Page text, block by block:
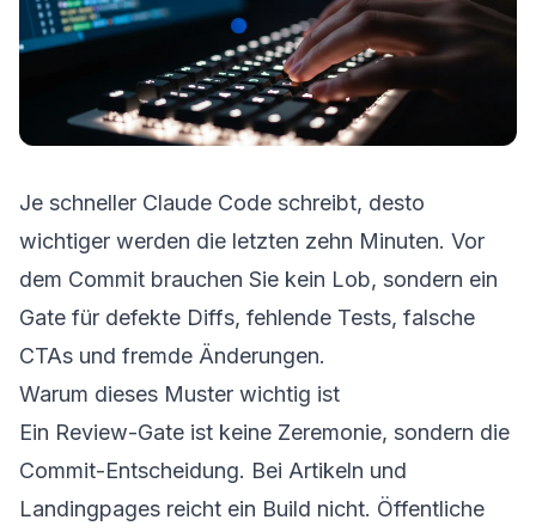
Je schneller Claude Code schreibt, desto
wichtiger werden die letzten zehn Minuten. Vor
dem Commit brauchen Sie kein Lob, sondern ein
Gate für defekte Diffs, fehlende Tests, falsche
CTAs und fremde Änderungen.
Warum dieses Muster wichtig ist
Ein Review-Gate ist keine Zeremonie, sondern die
Commit-Entscheidung. Bei Artikeln und
Landingpages reicht ein Build nicht. Öffentliche